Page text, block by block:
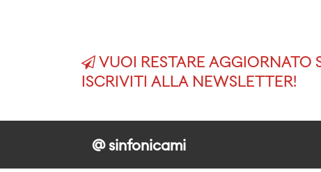
VUOI RESTARE AGGIORNATO
ISCRIVITI ALLA NEWSLETTER!
@ sinfonicami